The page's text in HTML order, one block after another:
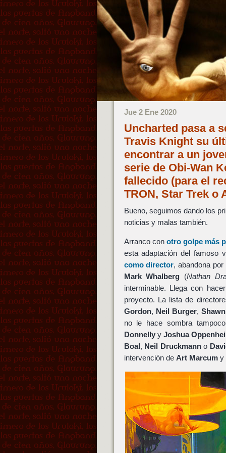
Jue 2 Ene 2020
Uncharted pasa a
Travis Knight su
encontrar a un
serie de Obi-Wan
fallecido (para el
TRON, Star Trek o
Bueno, seguimos dando los
noticias y malas también.
Arranco con otro golpe más
esta adaptación del famoso
como director, abandona
Mark Whalberg (Nathan
interminable. Llega con
proyecto. La lista de
Gordon, Neil Burger,
no le hace sombra
Donnellyy Joshua
Boal, Neil Druckmanno
intervención de Art Marcumy